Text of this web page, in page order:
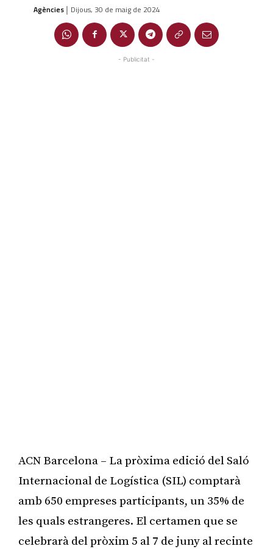
Agències | Dijous, 30 de maig de 2024
- Publicitat -
ACN Barcelona – La pròxima edició del Saló
Internacional de Logística (SIL) comptarà
amb 650 empreses participants, un 35% de
les quals estrangeres. El certamen que se
celebrarà del pròxim 5 al 7 de juny al recinte